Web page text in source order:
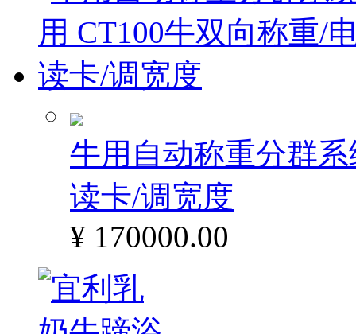
牛用自动称重分群
读卡/调宽度
¥ 170000.00